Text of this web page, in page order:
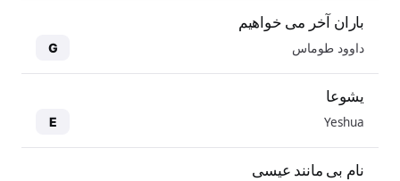
باران آخر می خواهیم
داوود طوماس G
یشوعا
Yeshua
E
نام بی مانند عیسی